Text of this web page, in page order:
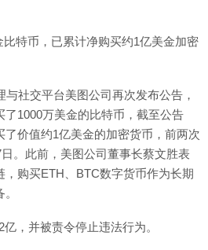
特币，已累计净购买约1亿美金加密
社交平台美图公司再次发布公告，
1000万美金的比特币，截至公告
了价值约1亿美金的加密货币，前两次
。此前，美图公司董事长蔡文胜表
，购买ETH、BTC数字货币作为长期
，并被责令停止违法行为。